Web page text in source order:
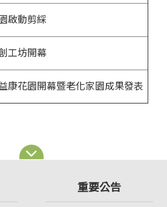
啟動剪綵
工坊開幕
康花園開幕暨老化家園成果發表
重要公告